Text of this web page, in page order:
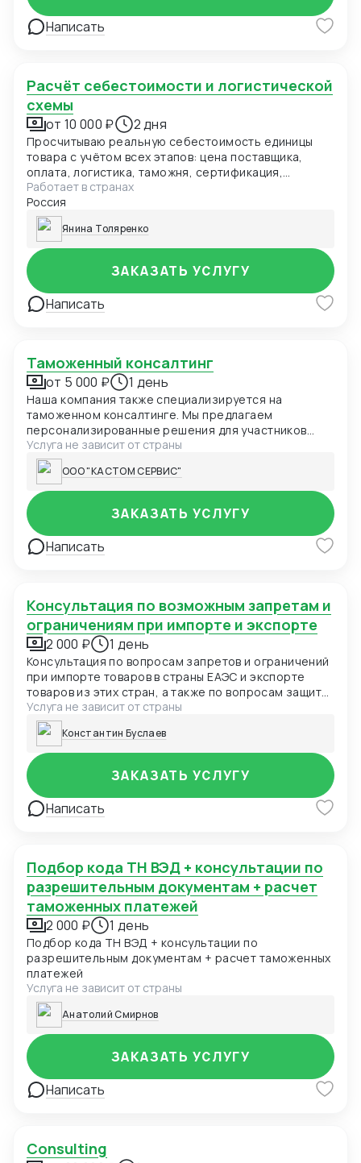
Написать
Расчёт себестоимости и логистической
схемы
от 10 000 ₽ 2 дня
Просчитываю реальную себестоимость единицы
товара с учётом всех этапов: цена поставщика,
оплата, логистика, таможня, сертификация,
доставка до склада. Оптимизирую цепочку под ваш
бюджет.
Работает в странах
Россия
Янина Толяренко
Написать
ЗАКАЗАТЬ УСЛУГУ
Таможенный консалтинг
от 5 000 ₽ 1 день
Наша компания также специализируется на
таможенном консалтинге. Мы предлагаем
персонализированные решения для участников
внешнеэкономической деятельности
Услуга не зависит от страны
ООО "КАСТОМ СЕРВИС"
Написать
ЗАКАЗАТЬ УСЛУГУ
Консультация по возможным запретам и
ограничениям при импорте и экспорте
2 000 ₽ 1 день
Консультация по вопросам запретов и ограничений
при импорте товаров в страны ЕАЭС и экспорте
товаров из этих стран, а также по вопросам защиты
товарных знаков
Услуга не зависит от страны
Константин Буслаев
Написать
ЗАКАЗАТЬ УСЛУГУ
Подбор кода ТН ВЭД + консультации по
разрешительным документам + расчет
таможенных платежей
2 000 ₽ 1 день
Подбор кода ТН ВЭД + консультации по
разрешительным документам + расчет таможенных
платежей
Услуга не зависит от страны
Анатолий Смирнов
Написать
ЗАКАЗАТЬ УСЛУГУ
Consulting